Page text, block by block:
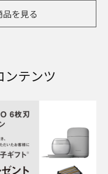
品を見る
ンテンツ